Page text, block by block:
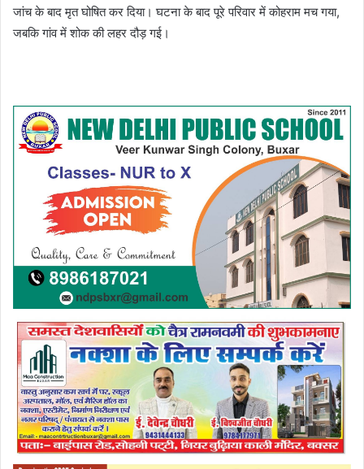
जांच के बाद मृत घोषित कर दिया। घटना के बाद पूरे परिवार में कोहराम मच गया,
जबकि गांव में शोक की लहर दौड़ गई।